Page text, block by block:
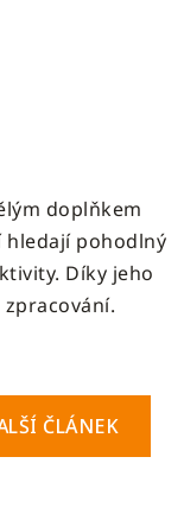
doplňkem
pohodlný
Díky jeho
ČLÁNEK